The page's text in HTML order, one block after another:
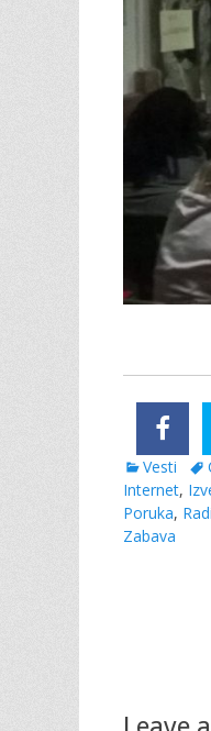
C
a
t
e
Vesti
T
a
g
Internet,
Poruka,
Zabava